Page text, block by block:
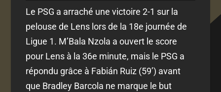
Le PSG a arraché une victoire 2-1 sur la
pelouse de Lens lors de la 18e journée de
Ligue 1. M’Bala Nzola a ouvert le score
pour Lens à la 36e minute, mais le PSG a
répondu grâce à Fabián Ruiz (59’) avant
que Bradley Barcola ne marque le but